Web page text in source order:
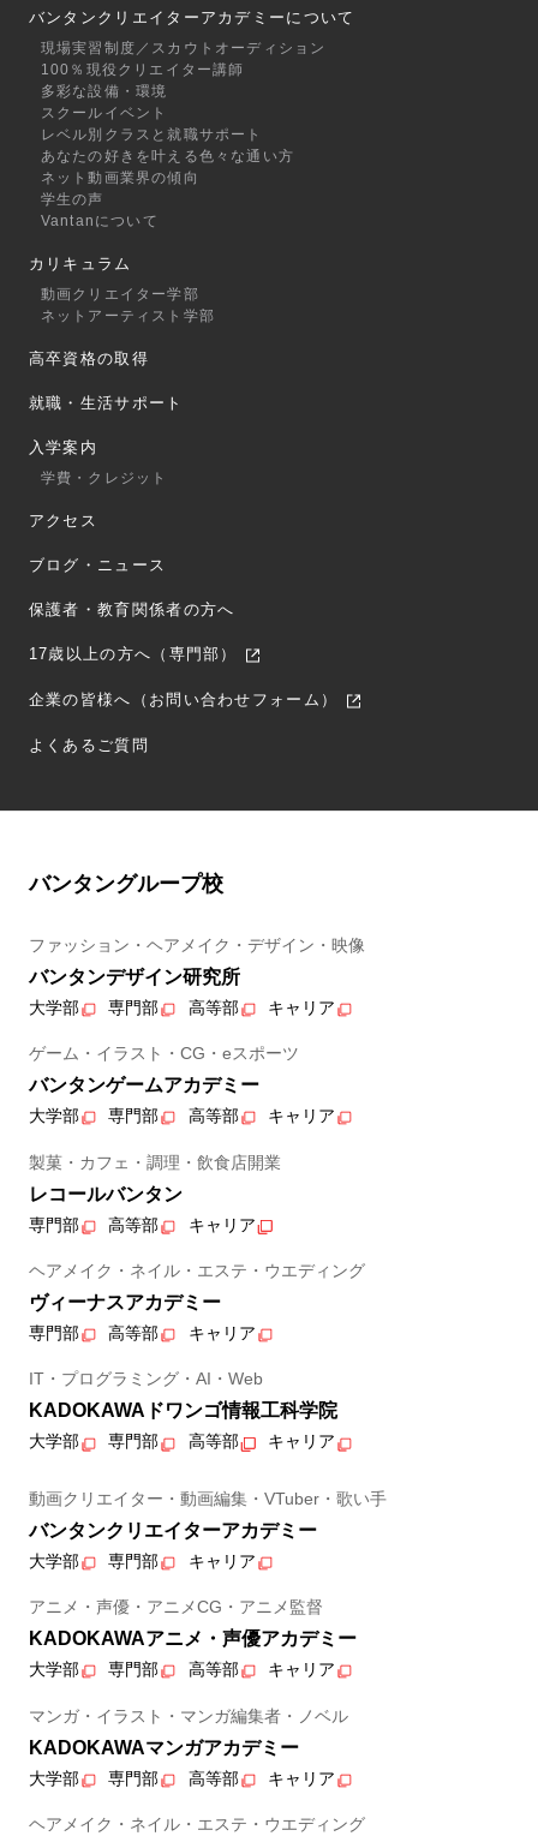
バンタンクリエイターアカデミーについて
現場実習制度／スカウトオーディション
100％現役クリエイター講師
多彩な設備・環境
スクールイベント
レベル別クラスと就職サポート
あなたの好きを叶える⾊々な通い⽅
ネット動画業界の傾向
学生の声
Vantanについて
カリキュラム
動画クリエイター学部
ネットアーティスト学部
高卒資格の取得
就職・生活サポート
入学案内
学費・クレジット
アクセス
ブログ・ニュース
保護者・教育関係者の方へ
17歳以上の方へ（専門部）
企業の皆様へ（お問い合わせフォーム）
よくあるご質問
バンタングループ校
ファッション・ヘアメイク・デザイン・映像
バンタンデザイン研究所
大学部 専門部 高等部 キャリア
ゲーム・イラスト・CG・eスポーツ
バンタンゲームアカデミー
大学部 専門部 高等部 キャリア
製菓・カフェ・調理・飲食店開業
レコールバンタン
専門部 高等部 キャリア
ヘアメイク・ネイル・エステ・ウエディング
ヴィーナスアカデミー
専門部 高等部 キャリア
IT・プログラミング・AI・Web
KADOKAWAドワンゴ情報工科学院
大学部 専門部 高等部 キャリア
動画クリエイター・動画編集・VTuber・歌い手
バンタンクリエイターアカデミー
大学部 専門部 キャリア
アニメ・声優・アニメCG・アニメ監督
KADOKAWAアニメ・声優アカデミー
大学部 専門部 高等部 キャリア
マンガ・イラスト・マンガ編集者・ノベル
KADOKAWAマンガアカデミー
大学部 専門部 高等部 キャリア
ヘアメイク・ネイル・エステ・ウエディング